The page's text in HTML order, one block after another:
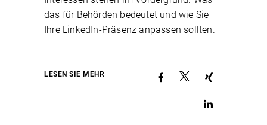
das für Behörden bedeutet und wie Sie
Ihre LinkedIn-Präsenz anpassen sollten.
LESEN SIE MEHR